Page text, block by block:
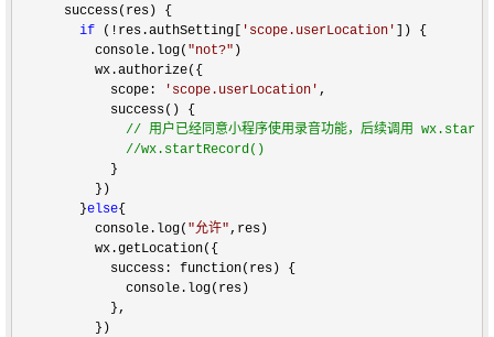
      success(res) {
if (!res.authSetting[ ' scope.userLocation ' ]) {
          console.log(
"not?" )
          wx.authorize({
            scope:
' scope.userLocation ' ,
            success() {
// 用户已经同意小程序使用录音功能，后续调用
//wx.startRecord()
            }
          })
        }
else{
          console.log(
"允许" ,res)
          wx.getLocation({
            success: function(res) {
              console.log(res)
            },
          })